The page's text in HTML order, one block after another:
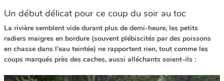
Un début délicat pour ce coup du soir au toc
La rivière semblent vide durant plus de demi-heure, les petits
radiers maigres en bordure (souvent plébiscités par des poissons
en chasse dans l’eau teintée) ne rapportent rien, tout comme les
coups marqués près des caches, aussi alléchants soient-ils :